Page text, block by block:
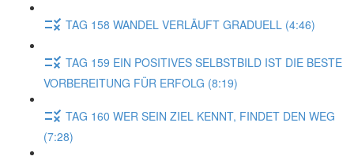
TAG 158 WANDEL VERLÄUFT GRADUELL (4:46)
TAG 159 EIN POSITIVES SELBSTBILD IST DIE BESTE
VORBEREITUNG FÜR ERFOLG (8:19)
TAG 160 WER SEIN ZIEL KENNT, FINDET DEN WEG
(7:28)